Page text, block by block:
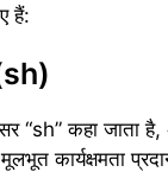
हैं:
कहा जाता है,
कार्यक्षमता